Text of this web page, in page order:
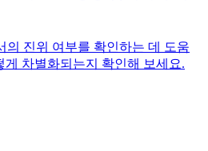
의 진위 여부를 확인하는 데 도움
게 차별화되는지 확인해 보세요.